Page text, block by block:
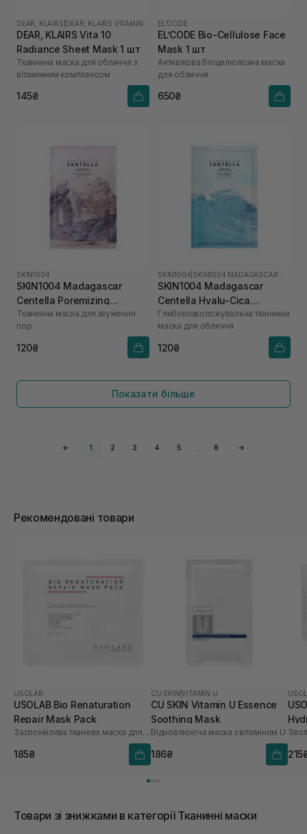
DEAR, KLAIRS DEAR, KLAIRS VITAMIN
DEAR, KLAIRS Vita 10
Radiance Sheet Mask 1 шт
Тканинна маска для обличчя з
вітамінним комплексом
145₴
EL’CODE
EL’CODE Bio-Cellulose Face
Mask 1 шт
Антивікова біоцелюлозна маска
для обличчя
650₴
SKIN1004
SKIN1004 Madagascar
Centella Poremizing
Clarifying Mask 1 шт
Тканинна маска для звуження
пор
120₴
SKIN1004 SKIN1004 MADAGASCAR CENTELLA HYALU-CICA
SKIN1004 Madagascar
Centella Hyalu-Cica
Hydrating Mask 1 шт
Глибокозволожувальна тканинна
маска для обличчя
120₴
Показати більше
← 1 2 3 4 5 … 8 →
Рекомендовані товари
USOLAB
USOLAB Bio Renaturation
Repair Mask Pack
Заспокійлива тканева маска для обличчя
185₴
CU SKIN |VITAMIN U
CU SKIN Vitamin U Essence
Soothing Mask
Відновлююча маска з вітаміном U
186₴
шт
Товари зі знижками в категорії Тканинні маски